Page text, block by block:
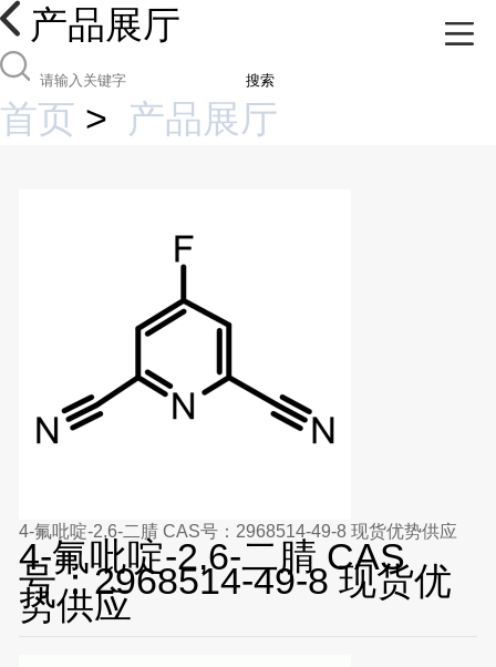
产品展厅
搜索
首页 > 产品展厅
4-氟吡啶-2,6-二腈 CAS号：2968514-49-8 现货优势供应
4-氟吡啶-2,6-二腈 CAS
号：2968514-49-8 现货优
势供应